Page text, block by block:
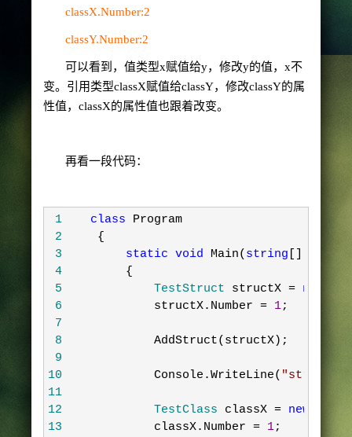
classX.Number:2
classY.Number:2
可以看到，值类型x赋值给y，修改y的值， x不
变。引用类型classX赋值给classY，修改classY的属
性值， classX的属性值也跟着改变。
再看一段代码：
1 class Program
2
    {
3
static void Main( string
4
        {
5
            TestStruct
structX = new
6
            structX.Number
= 1;
7
8
            AddStruct(structX);
9
10
            Console.WriteLine(
"
11
12
            TestClass
classX = new
13
            classX.Number
= 1;